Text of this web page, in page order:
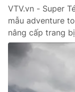
VTV.vn - Super
mẫu adventure
nâng cấp trang